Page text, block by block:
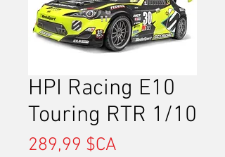
HPI Racing E10
Touring RTR 1/10
289,99 $CA